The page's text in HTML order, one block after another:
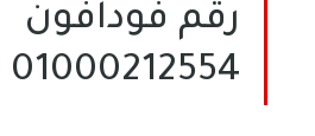
رقم فودافون
01000212554